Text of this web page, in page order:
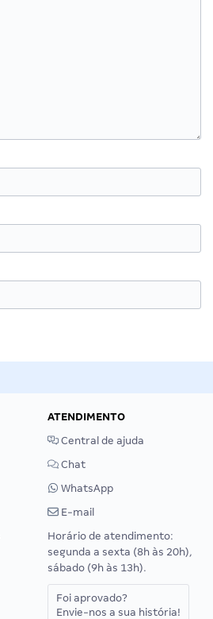
ATENDIMENTO
Central de ajuda
Chat
WhatsApp
E-mail
Horário de atendimento:
segunda a sexta (8h às 20h),
sábado (9h às 13h).
Foi aprovado?
Envie-nos a sua história!